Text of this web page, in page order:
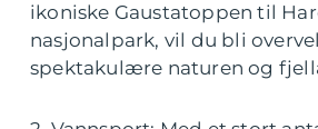
ikoniske Gaustatoppen til
nasjonalpark, vil du bli
spektakulære naturen og